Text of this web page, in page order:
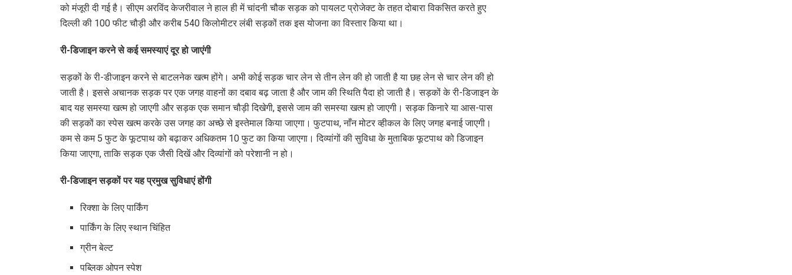
को मंजूरी दी गई है। सीएम अरविंद केजरीवाल ने हाल ही में चांदनी चौक सड़क को पायलट प्रोजेक्ट के तहत दोबारा विकसित करते हुए
दिल्ली की 100 फीट चौड़ी और करीब 540 किलोमीटर लंबी सड़कों तक इस योजना का विस्तार किया था।
री-डिजाइन करने से कई समस्याएं दूर हो जाएंगी
सड़कों के री-डीजाइन करने से बाटलनेक खत्म होंगे। अभी कोई सड़क चार लेन से तीन लेन की हो जाती है या छह लेन से चार लेन की हो
जाती है। इससे अचानक सड़क पर एक जगह वाहनों का दबाव बढ़ जाता है और जाम की स्थिति पैदा हो जाती है। सड़कों के री-डिजाइन के
बाद यह समस्या खत्म हो जाएगी और सड़क एक समान चौड़ी दिखेगी, इससे जाम की समस्या खत्म हो जाएगी। सड़क किनारे या आस-पास
की सड़कों का स्पेस खत्म करके उस जगह का अच्छे से इस्तेमाल किया जाएगा। फुटपाथ, नाँन मोटर व्हीकल के लिए जगह बनाई जाएगी।
कम से कम 5 फुट के फूटपाथ को बढ़ाकर अधिकतम 10 फुट का किया जाएगा। दिव्यांगों की सुविधा के मुताबिक फूटपाथ को डिजाइन
किया जाएगा, ताकि सड़क एक जैसी दिखें और दिव्यांगों को परेशानी न हो।
री-डिजाइन सड़कों पर यह प्रमुख सुविधाएं होंगी
रिक्शा के लिए पार्किंग
पार्किंग के लिए स्थान चिंहित
ग्रीन बेल्ट
पब्लिक ओपन स्पेश